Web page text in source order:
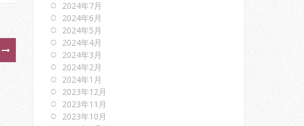
2024年7月
2024年6月
2024年5月
2024年4月
2024年3月
2024年2月
2024年1月
2023年12月
2023年11月
2023年10月